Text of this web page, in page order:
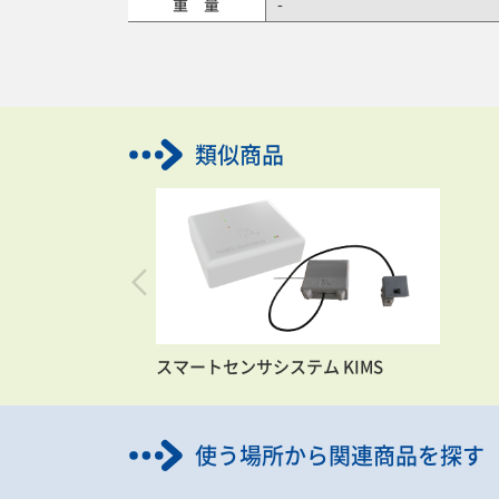
類似商品
スマートセンサシステム KIMS
使う場所から関連商品を探す